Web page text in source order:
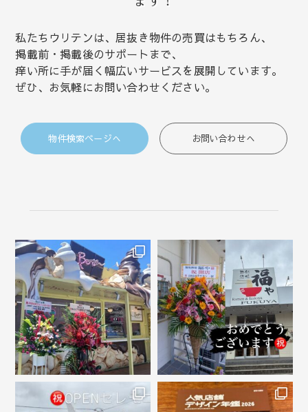
私たちウリテンは、居抜き物件の売買はもちろん、
掲載前・掲載後のサポートまで、
痒い所に手が届く幅広いサービスを展開しています。
ぜひ、お気軽にお問い合わせください。
物件検索ページへ お問い合わせへ